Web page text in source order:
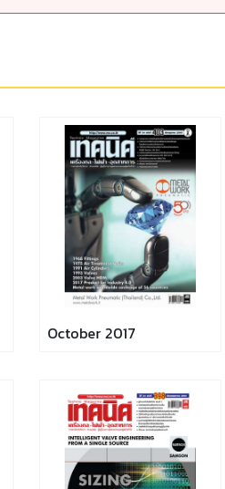
October 2017